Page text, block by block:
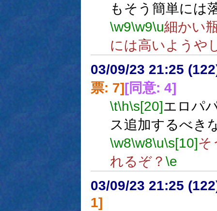
もそう簡単には
\w9\w9\u細かい
には高いようや
03/09/23 21:25
票: 7][同意: 4]
\t\h\s[20]エロパ
ス追加するべき
\w8\w8\u\s[10]そ
れるぞ？ \e
03/09/23 21:25
1]